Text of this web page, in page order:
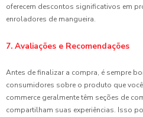
oferecem descontos significativos em
enroladores de mangueira.
7. Avaliações e Recomendações
Antes de finalizar a compra, é sempre
consumidores sobre o produto que
commerce geralmente têm seções de
compartilham suas experiências. Isso